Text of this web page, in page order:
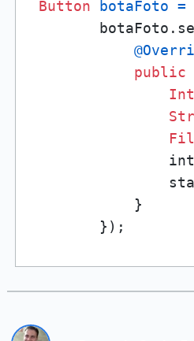
Button botaFoto =
public
            }
        });